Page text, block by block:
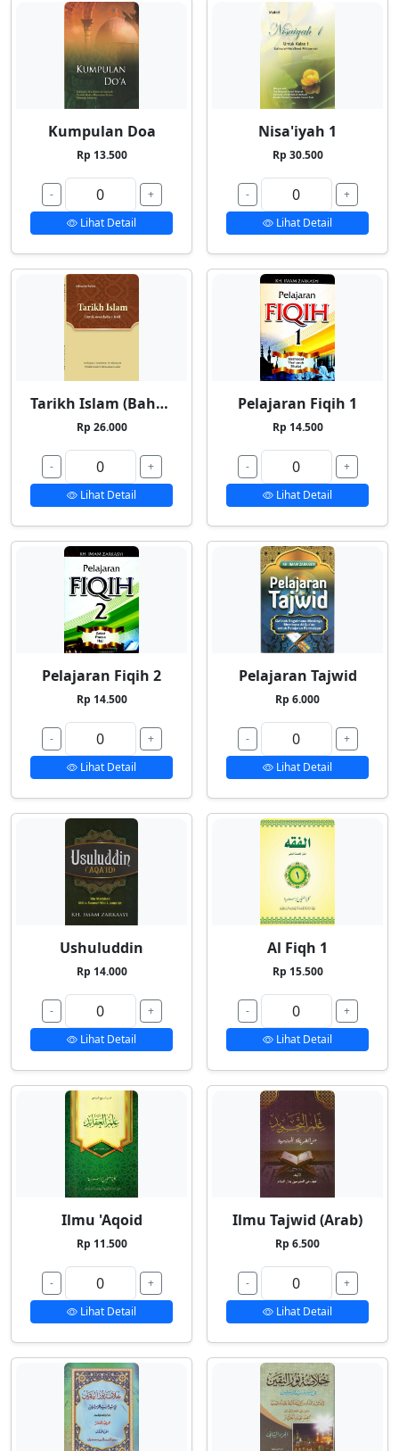
Kumpulan Doa
Rp 13.500
-
+
Lihat Detail
Nisa'iyah 1
Rp 30.500
-
+
Lihat Detail
Tarikh Islam (Bahasa Indonesia)
Rp 26.000
-
+
Lihat Detail
Pelajaran Fiqih 1
Rp 14.500
-
+
Lihat Detail
Pelajaran Fiqih 2
Rp 14.500
-
+
Lihat Detail
Pelajaran Tajwid
Rp 6.000
-
+
Lihat Detail
Ushuluddin
Rp 14.000
-
+
Lihat Detail
Al Fiqh 1
Rp 15.500
-
+
Lihat Detail
Ilmu 'Aqoid
Rp 11.500
-
+
Lihat Detail
Ilmu Tajwid (Arab)
Rp 6.500
-
+
Lihat Detail